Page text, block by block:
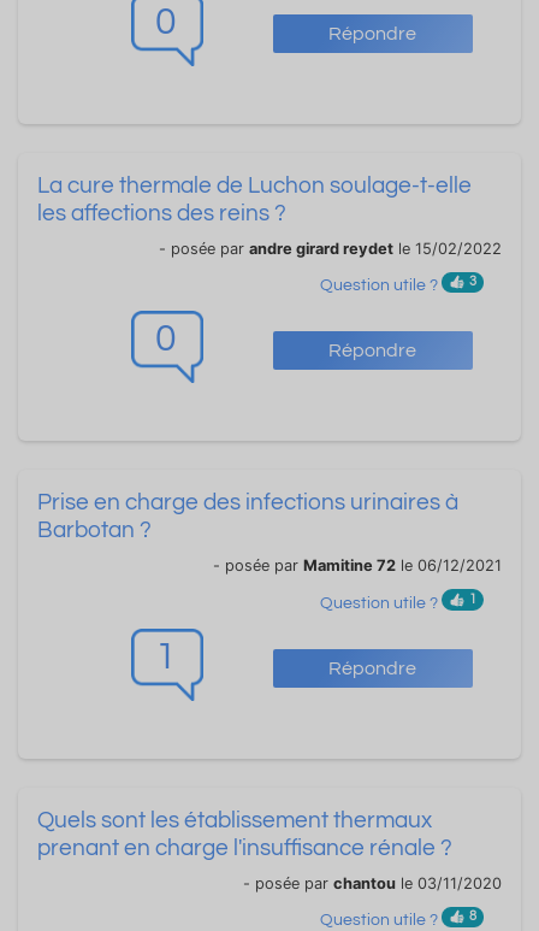
0 Répondre
0 Répondre
La cure thermale de Luchon soulage-t-elle
les affections des reins ?
- posée par andre girard reydet le 15/02/2022
Question utile ? 3
1 Répondre
Prise en charge des infections urinaires à
Barbotan ?
- posée par Mamitine 72 le 06/12/2021
Question utile ? 1
Quels sont les établissement thermaux
prenant en charge l'insuffisance rénale ?
- posée par chantou le 03/11/2020
Question utile ? 8